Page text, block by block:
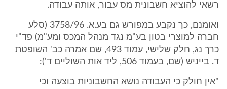
רשאי להוציא חשבונית מס עבור, אותה עבודה.
ואומנם, כך נקבע במפורש גם בע.א. 3758/96 (סלע
חברה למוצרי בטון בע"מ נגד מנהל המכס ומע"מ) פד"י
כרך נג, חלק שלישי, עמוד 493, שם אמרה כב' השופטת
ד. בייניש (שם, בעמוד 506, ליד אות השוליים ד'):
"אין חולק כי העבודה נושא החשבוניות בוצעה וכי